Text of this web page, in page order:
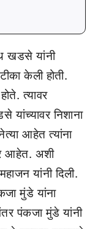
खडसे यांनी
केली होती.
त्यावर
यांच्यावर निशाना
आहेत त्यांना
आहेत. अशी
यांनी दिली.
मुंडे यांना
पंकजा मुंडे यांनी